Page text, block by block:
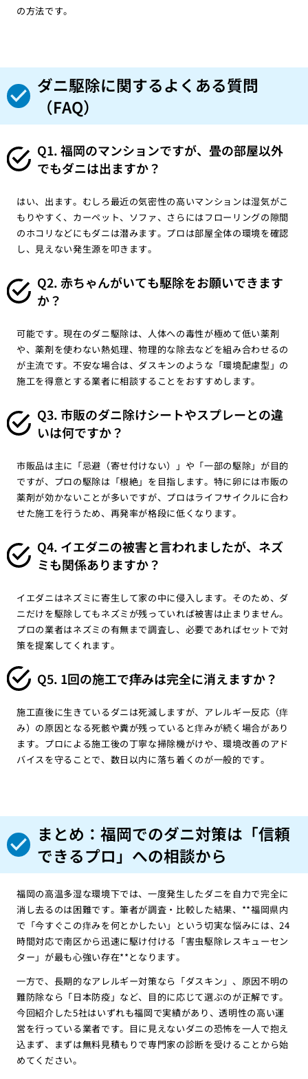
の方法です。
ダニ駆除に関するよくある質問
（FAQ）
Q1. 福岡のマンションですが、畳の部屋以外
でもダニは出ますか？
はい、出ます。むしろ最近の気密性の高いマンションは湿気がこ
もりやすく、カーペット、ソファ、さらにはフローリングの隙間
のホコリなどにもダニは潜みます。プロは部屋全体の環境を確認
し、見えない発生源を叩きます。
Q2. 赤ちゃんがいても駆除をお願いできます
か？
可能です。現在のダニ駆除は、人体への毒性が極めて低い薬剤
や、薬剤を使わない熱処理、物理的な除去などを組み合わせるの
が主流です。不安な場合は、ダスキンのような「環境配慮型」の
施工を得意とする業者に相談することをおすすめします。
Q3. 市販のダニ除けシートやスプレーとの違
いは何ですか？
市販品は主に「忌避（寄せ付けない）」や「一部の駆除」が目的
ですが、プロの駆除は「根絶」を目指します。特に卵には市販の
薬剤が効かないことが多いですが、プロはライフサイクルに合わ
せた施工を行うため、再発率が格段に低くなります。
Q4. イエダニの被害と言われましたが、ネズ
ミも関係ありますか？
イエダニはネズミに寄生して家の中に侵入します。そのため、ダ
ニだけを駆除してもネズミが残っていれば被害は止まりません。
プロの業者はネズミの有無まで調査し、必要であればセットで対
策を提案してくれます。
Q5. 1回の施工で痒みは完全に消えますか？
施工直後に生きているダニは死滅しますが、アレルギー反応（痒
み）の原因となる死骸や糞が残っていると痒みが続く場合があり
ます。プロによる施工後の丁寧な掃除機がけや、環境改善のアド
バイスを守ることで、数日以内に落ち着くのが一般的です。
まとめ：福岡でのダニ対策は「信頼
できるプロ」への相談から
福岡の高温多湿な環境下では、一度発生したダニを自力で完全に
消し去るのは困難です。筆者が調査・比較した結果、**福岡県内
で「今すぐこの痒みを何とかしたい」という切実な悩みには、24
時間対応で南区から迅速に駆け付ける「害虫駆除レスキューセン
ター」が最も心強い存在**となります。
一方で、長期的なアレルギー対策なら「ダスキン」、原因不明の
難防除なら「日本防疫」など、目的に応じて選ぶのが正解です。
今回紹介した5社はいずれも福岡で実績があり、透明性の高い運
営を行っている業者です。目に見えないダニの恐怖を一人で抱え
込まず、まずは無料見積もりで専門家の診断を受けることから始
めてください。